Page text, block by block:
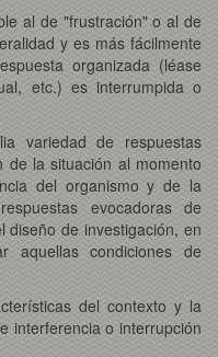
al de "frustración" o al de
y es más fácilmente
organizada (léase
etc.) es interrumpida o
variedad de respuestas
de la situación al momento
del organismo y de la
evocadoras de
diseño de investigación, en
aquellas condiciones de
del contexto y la
interferencia o interrupción